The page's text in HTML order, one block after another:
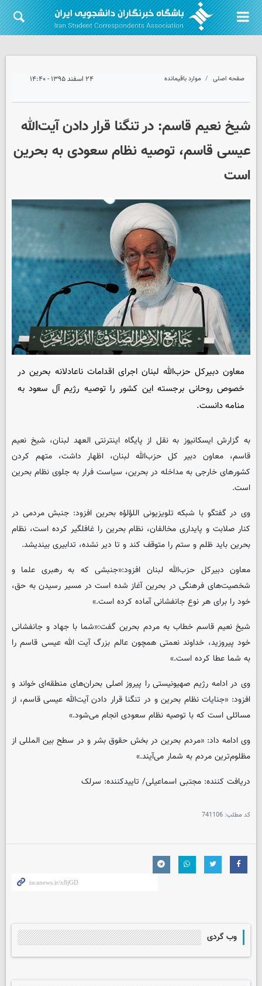
صفحه اصلی موارد باقیمانده ۲۴ اسفند ۱۳۹۵ - ۱۴:۴۰
شیخ نعیم قاسم: در تنگنا قرار دادن آیت‌الله
عیسی قاسم، توصیه نظام سعودی به بحرین
است
معاون دبیرکل حزب‌الله لبنان اجرای اقدامات ناعادلانه بحرین در
خصوص روحانی برجسته این کشور را توصیه رژیم آل سعود به
منامه دانست.
به گزارش ایسکانیوز به نقل از پایگاه اینترنتی العهد لبنان، شیخ نعیم
قاسم، معاون دبیر کل حزب‌الله لبنان، اظهار داشت، متهم کردن
کشورهای خارجی به مداخله در بحرین، سیاست فرار به جلوی نظام بحرین
است.
وی در گفتگو با شبکه تلویزیونی اللؤلؤه بحرین افزود: جنبش مردمی در
کنار صلابت و پایداری مخالفان، نظام بحرین را غافلگیر کرده است، نظام
بحرین باید ظلم و ستم را متوقف کند و تا دیر نشده، تدابیری بیندیشد.
معاون دبیرکل حزب‌الله لبنان افزود:«جنبشی که به رهبری علما و
شخصیت‌های فرهنگی در بحرین آغاز شده است در مسیر رسیدن به حق،
خود را برای هر نوع جانفشانی آماده کرده است.»
شیخ نعیم قاسم خطاب به مردم بحرین گفت:«شما با جهاد و جانفشانی
خود پیروزید، خداوند نعمتی همچون عالم بزرگ آیت الله عیسی قاسم را
به شما عطا کرده است.»
وی در ادامه رژیم صهیونیستی را پیروز اصلی بحران‌های منطقه‌ای خواند و
افزود: «جنایات نظام بحرین و در تنگنا قرار دادن آیت‌الله عیسی قاسم، از
مسائلی است که با توصیه نظام سعودی انجام می‌شود.»
وی ادامه داد: «مردم بحرین در بخش حقوق بشر و در سطح بین المللی از
مظلوم‌ترین مردم به شمار می‌آیند.»
دریافت کننده: مجتبی اسماعیلی/ تاییدکننده: سرلک
کد مطلب: 741106
وب گردی